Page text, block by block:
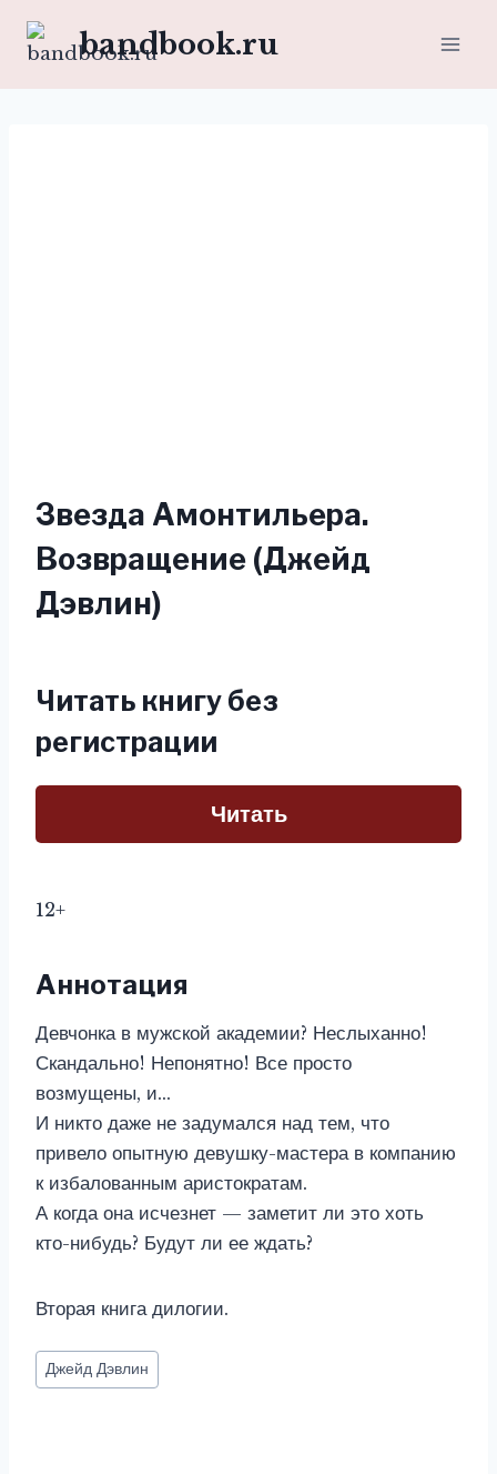
bandbook.ru
Звезда Амонтильера.
Возвращение (Джейд
Дэвлин)
Читать книгу без
регистрации
Читать
12+
Аннотация
Девчонка в мужской академии? Неслыханно!
Скандально! Непонятно! Все просто
возмущены, и…
И никто даже не задумался над тем, что
привело опытную девушку-мастера в компанию
к избалованным аристократам.
А когда она исчезнет — заметит ли это хоть
кто-нибудь? Будут ли ее ждать?
Вторая книга дилогии.
Метки
записи:
Джейд Дэвлин